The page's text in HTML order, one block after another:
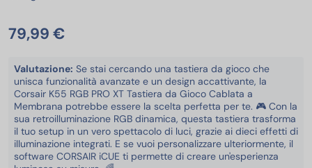
79,99 €
Valutazione: Se stai cercando una tastiera da gioco che
unisca funzionalità avanzate e un design accattivante, la
Corsair K55 RGB PRO XT Tastiera da Gioco Cablata a
Membrana potrebbe essere la scelta perfetta per te. 🎮 Con la
sua retroilluminazione RGB dinamica, questa tastiera trasforma
il tuo setup in un vero spettacolo di luci, grazie ai dieci effetti di
illuminazione integrati. E se vuoi personalizzare ulteriormente, il
software CORSAIR iCUE ti permette di creare un'esperienza